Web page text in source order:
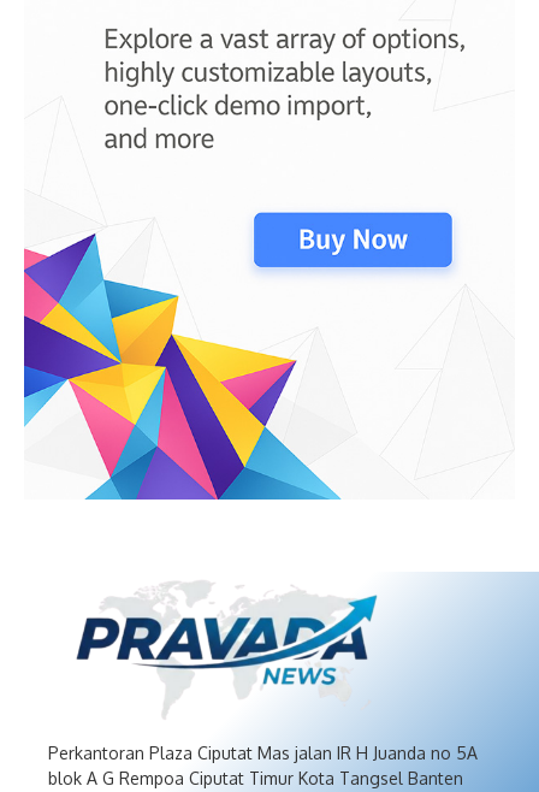
Perkantoran Plaza Ciputat Mas jalan IR H Juanda no 5A
blok A G Rempoa Ciputat Timur Kota Tangsel Banten